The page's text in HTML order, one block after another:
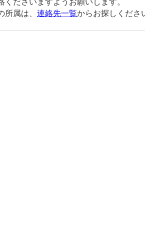
くださいますようお願いします。
所属は、 連絡先一覧からお探しくださ